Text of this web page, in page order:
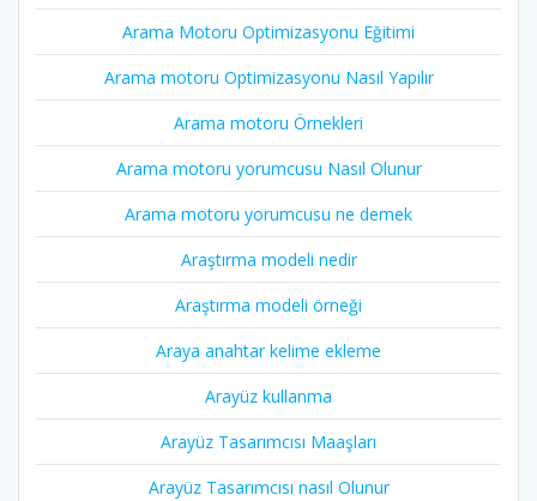
Arama Motoru Optimizasyonu Eğitimi
Arama motoru Optimizasyonu Nasıl Yapılır
Arama motoru Örnekleri
Arama motoru yorumcusu Nasıl Olunur
Arama motoru yorumcusu ne demek
Araştırma modeli nedir
Araştırma modeli örneği
Araya anahtar kelime ekleme
Arayüz kullanma
Arayüz Tasarımcısı Maaşları
Arayüz Tasarımcısı nasıl Olunur